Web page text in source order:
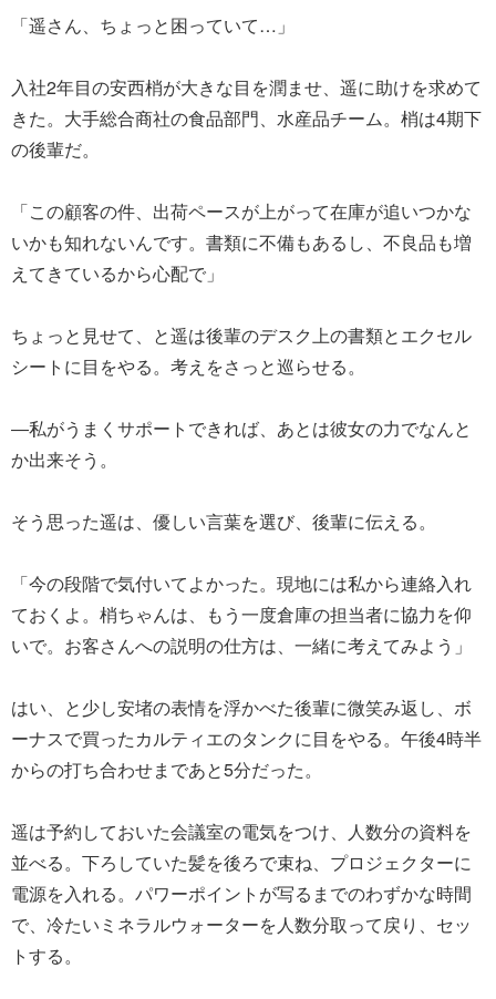
「遥さん、ちょっと困っていて…」
入社2年目の安西梢が大きな目を潤ませ、遥に助けを求めて
きた。大手総合商社の食品部門、水産品チーム。梢は4期下
の後輩だ。
「この顧客の件、出荷ペースが上がって在庫が追いつかな
いかも知れないんです。書類に不備もあるし、不良品も増
えてきているから心配で」
ちょっと見せて、と遥は後輩のデスク上の書類とエクセル
シートに目をやる。考えをさっと巡らせる。
―私がうまくサポートできれば、あとは彼女の力でなんと
か出来そう。
そう思った遥は、優しい言葉を選び、後輩に伝える。
「今の段階で気付いてよかった。現地には私から連絡入れ
ておくよ。梢ちゃんは、もう一度倉庫の担当者に協力を仰
いで。お客さんへの説明の仕方は、一緒に考えてみよう」
はい、と少し安堵の表情を浮かべた後輩に微笑み返し、ボ
ーナスで買ったカルティエのタンクに目をやる。午後4時半
からの打ち合わせまであと5分だった。
遥は予約しておいた会議室の電気をつけ、人数分の資料を
並べる。下ろしていた髪を後ろで束ね、プロジェクターに
電源を入れる。パワーポイントが写るまでのわずかな時間
で、冷たいミネラルウォーターを人数分取って戻り、セッ
トする。